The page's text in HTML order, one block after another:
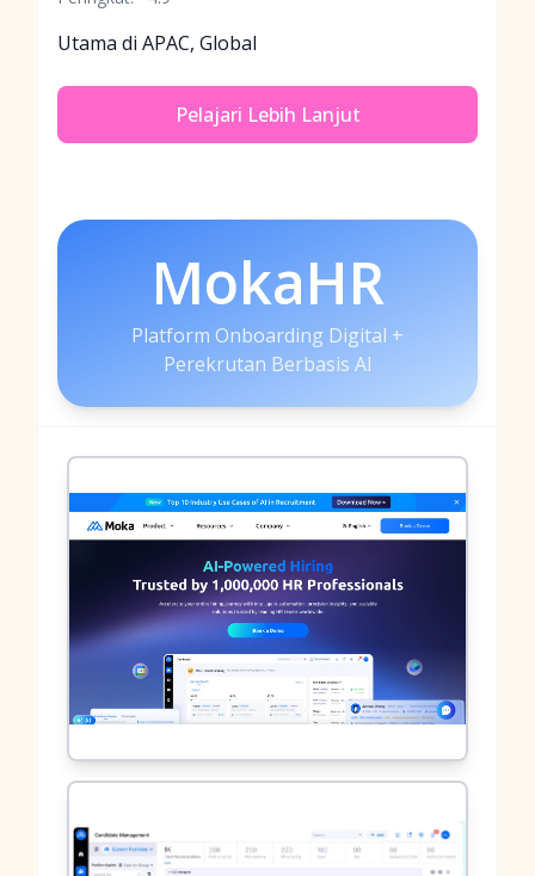
Utama di APAC, Global
Pelajari Lebih Lanjut
MokaHR
Platform Onboarding Digital +
Perekrutan Berbasis AI